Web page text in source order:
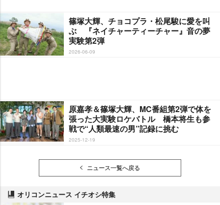
篠塚大輝、チョコプラ・松尾駿に愛を叫
ぶ 『ネイチャーティーチャー』音の夢
実験第2弾
2026-06-09
原嘉孝＆篠塚大輝、MC番組第2弾で体を
張った大実験ロケバトル 橋本将生も参
戦で“人類最速の男”記録に挑む
2025-12-19
ニュース一覧へ戻る
オリコンニュース イチオシ特集